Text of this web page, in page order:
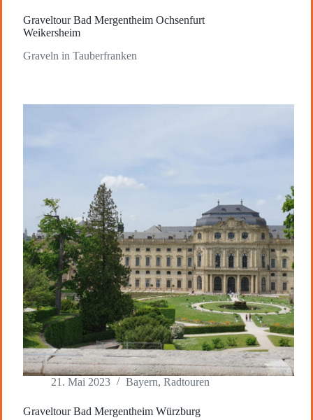
Graveltour Bad Mergentheim Ochsenfurt
Weikersheim
Graveln in Tauberfranken
21. Mai 2023 Bayern, Radtouren
Graveltour Bad Mergentheim Würzburg